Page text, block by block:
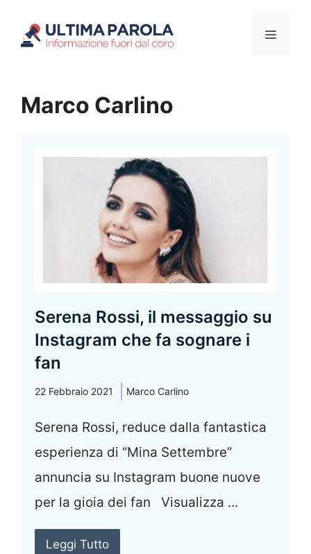
Menu
Marco Carlino
Serena Rossi, il messaggio su
Instagram che fa sognare i
fan
22 Febbraio 2021 Marco Carlino
Serena Rossi, reduce dalla fantastica
esperienza di “Mina Settembre”
annuncia su Instagram buone nuove
per la gioia dei fan Visualizza ...
Leggi Tutto